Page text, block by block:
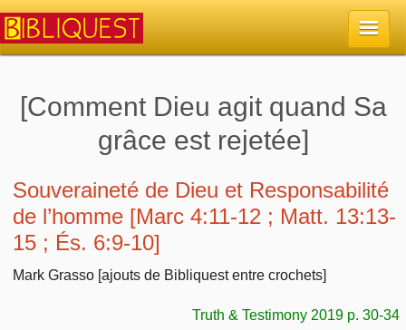
Retour à l'accueil
Quoi de neuf sur Bibliquest
Sujets d'actualité
La Bible
Lisez la Bible
Écoutez la Bible
Sujets
[Comment Dieu agit quand Sa
grâce est rejetée]
Souveraineté de Dieu et Responsabilité
de l’homme [Marc 4:11-12 ; Matt. 13:13-
15 ; És. 6:9-10]
Mark Grasso [ajouts de Bibliquest entre crochets]
Truth & Testimony 2019 p. 30-34